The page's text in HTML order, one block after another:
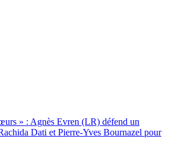
» : Agnès Evren (LR) défend un
Dati et Pierre-Yves Bournazel pour